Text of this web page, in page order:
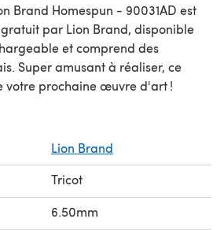
Brand Homespun - 90031AD est
et comprend des
Super amusant à réaliser, ce
votre prochaine œuvre d'art !
Lion Brand
Tricot
6.50mm